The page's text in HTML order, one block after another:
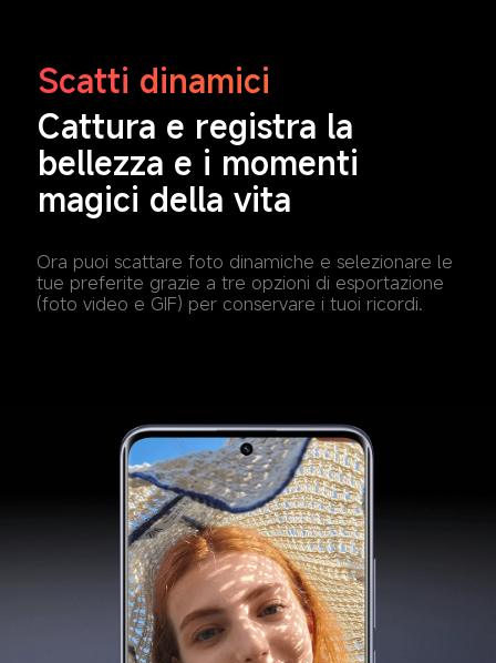
Scatti dinamici
Cattura e registra la
bellezza e i momenti
magici della vita
Ora puoi scattare foto dinamiche e selezionare le
tue preferite grazie a tre opzioni di esportazione
(foto video e GIF) per conservare i tuoi ricordi.